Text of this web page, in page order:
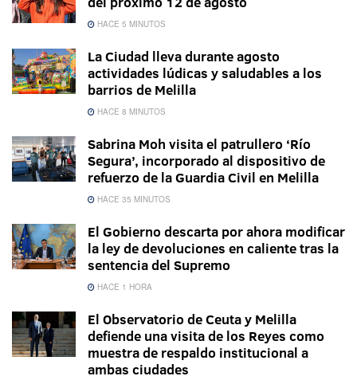
HACE 5 MINUTOS
La Ciudad lleva durante agosto
actividades lúdicas y saludables a los
barrios de Melilla
HACE 8 MINUTOS
Sabrina Moh visita el patrullero ‘Río
Segura’, incorporado al dispositivo de
refuerzo de la Guardia Civil en Melilla
HACE 35 MINUTOS
El Gobierno descarta por ahora modificar
la ley de devoluciones en caliente tras la
sentencia del Supremo
HACE 1 HORA
El Observatorio de Ceuta y Melilla
defiende una visita de los Reyes como
muestra de respaldo institucional a
ambas ciudades